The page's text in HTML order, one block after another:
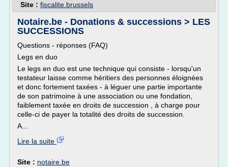
Site : fiscalite.brussels
Notaire.be - Donations & successions > LES
SUCCESSIONS
Questions - réponses (FAQ)
Legs en duo
Le legs en duo est une technique qui consiste - lorsqu'un
testateur laisse comme héritiers des personnes éloignées
et donc fortement taxées - à léguer une partie importante
de son patrimoine à une association ou une fondation,
faiblement taxée en droits de succession , à charge pour
celle-ci de payer la totalité des droits de succession.
A...
Lire la suite
Site : notaire.be